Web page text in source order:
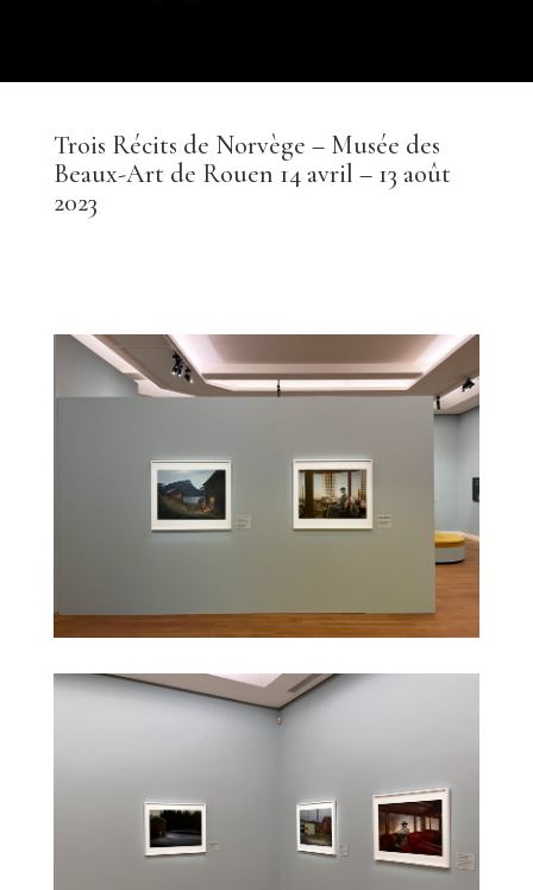
Trois Récits de Norvège – Musée des
Beaux-Art de Rouen 14 avril – 13 août
2023